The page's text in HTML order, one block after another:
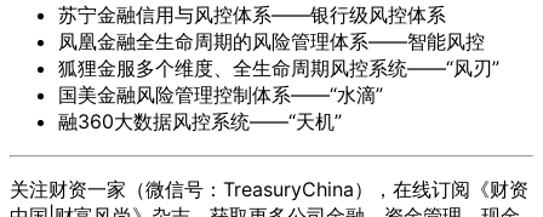
苏宁金融信用与风控体系——银行级风控体系
凤凰金融全生命周期的风险管理体系——智能风控
狐狸金服多个维度、全生命周期风控系统——“风刃”
国美金融风险管理控制体系——“水滴”
融360大数据风控系统——“天机”
关注财资一家（微信号：TreasuryChina），在线订阅《财资